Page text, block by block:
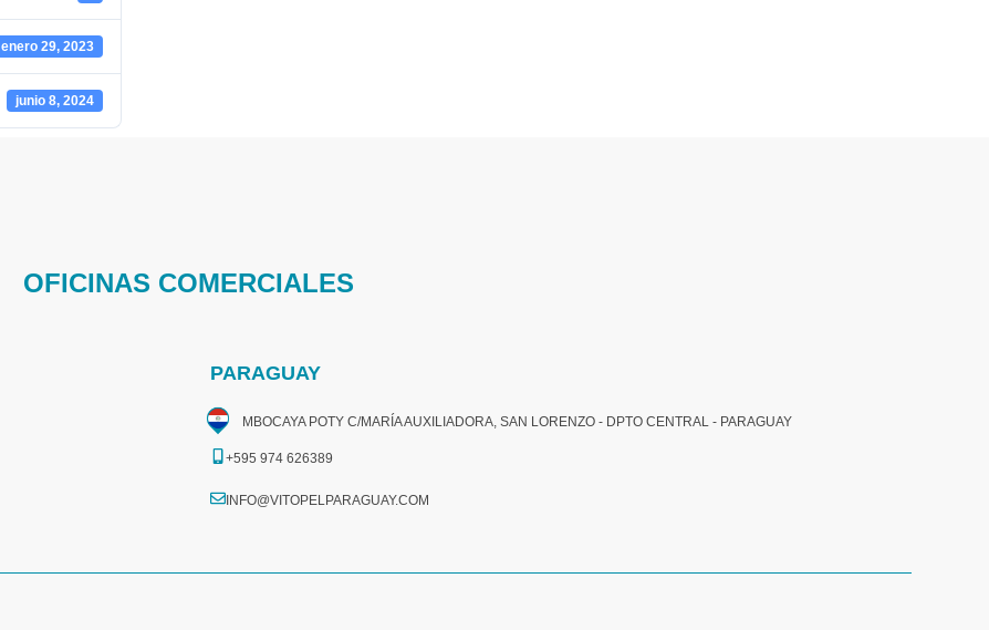
enero 29, 2023
junio 8, 2024
OFICINAS COMERCIALES
PARAGUAY
MBOCAYA POTY C/MARÍA AUXILIADORA, SAN LORENZO - DPTO CENTRAL - PARAGUAY
+595 974 626389
INFO@VITOPELPARAGUAY.COM